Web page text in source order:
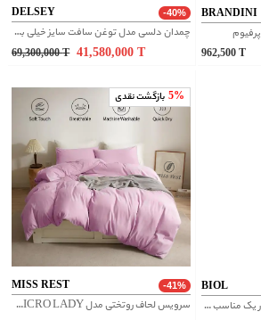
DELSEY -40%
چمدان دلسی مدل توغن سافت سایز خیلی بزرگ
69,300,000T 41,580,000T
BRANDINI
962,500 T
5% بازگشت نقدی
MISS REST -41%
سرویس لحاف روتختی مدل MICRO LADY دو نفره 8 تکه سایز 160
BIOL
بیول فوم اصلاح آلوئه ورا دو در یک مناسب پوست های حساس